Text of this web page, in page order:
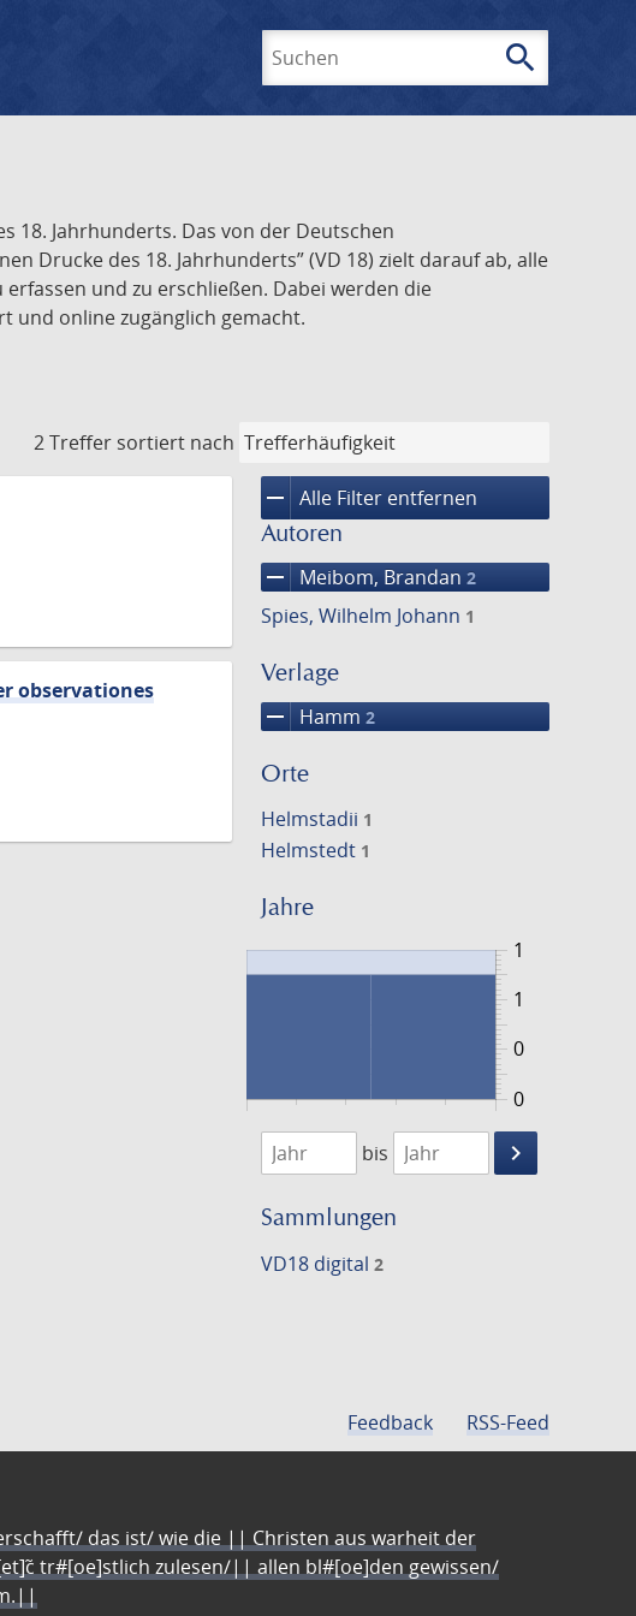
search
18. Jahrhunderts. Das von der Deutschen
Drucke des 18. Jahrhunderts” (VD 18) zielt darauf ab, alle
und zu erschließen. Dabei werden die
und online zugänglich gemacht.
2 Treffer sortiert nach
remove Alle Filter entfernen
Autoren
remove Meibom, Brandan 2
Spies, Wilhelm Johann 1
Verlage
remove Hamm 2
Orte
Helmstadii 1
Helmstedt 1
Jahre
0
1
0
1
1712
1726
bis
keyboard_arrow_right
Suche
Sammlungen
VD18 digital 2
observationes
Feedback RSS-Feed
das ist/ wie die || Christen aus warheit der
tr#[oe]stlich zulesen/|| allen bl#[oe]den gewissen/